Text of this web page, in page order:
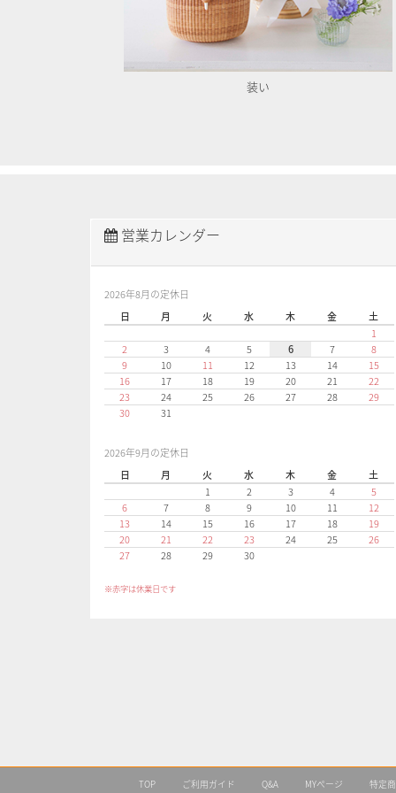
装い
営業カレンダー
2026年8月の定休日
日 月 火 水 木 金
土
1
2
3 4 5 6 7
8
9
10 11 12 13 14
15
16
17 18 19 20 21
22
23
24 25 26 27 28
29
30
31
2026年9月の定休日
日 月 火 水 木 金
土
1
2 3 4
5
6
7 8 9 10 11
12
13
14 15 16 17 18
19
20
21 22 23 24 25
26
27
28 29 30
※赤字は休業日です
TOP ご利用ガイド Q&A MYページ 特定